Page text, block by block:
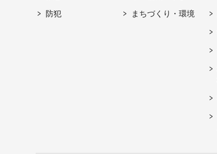
防犯 まちづくり・環境